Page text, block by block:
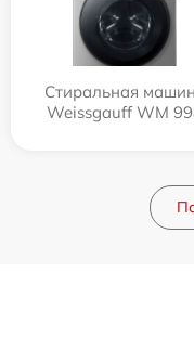
Стиральная
Weissgauff WM